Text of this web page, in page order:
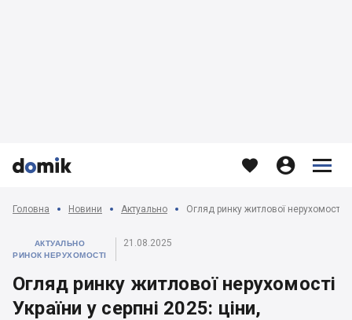


   


Головна Новини Актуально
АКТУАЛЬНО
РИНОК НЕРУХОМОСТІ
21.08.2025
Огляд ринку житлової нерухомості
України у серпні 2025: ціни,